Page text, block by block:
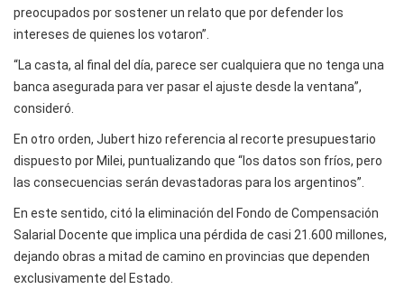
preocupados por sostener un relato que por defender los
intereses de quienes los votaron”.
“La casta, al final del día, parece ser cualquiera que no tenga una
banca asegurada para ver pasar el ajuste desde la ventana”,
consideró.
En otro orden, Jubert hizo referencia al recorte presupuestario
dispuesto por Milei, puntualizando que “los datos son fríos, pero
las consecuencias serán devastadoras para los argentinos”.
En este sentido, citó la eliminación del Fondo de Compensación
Salarial Docente que implica una pérdida de casi 21.600 millones,
dejando obras a mitad de camino en provincias que dependen
exclusivamente del Estado.